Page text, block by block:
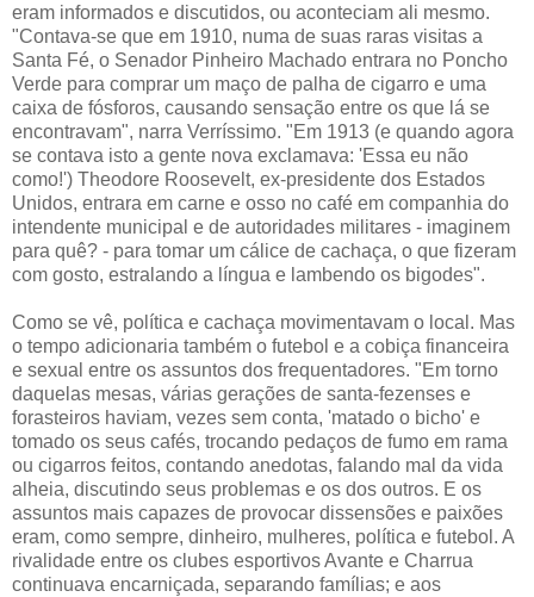
eram informados e discutidos, ou aconteciam ali mesmo.
"Contava-se que em 1910, numa de suas raras visitas a
Santa Fé, o Senador Pinheiro Machado entrara no Poncho
Verde para comprar um maço de palha de cigarro e uma
caixa de fósforos, causando sensação entre os que lá se
encontravam", narra Verríssimo. "Em 1913 (e quando agora
se contava isto a gente nova exclamava: 'Essa eu não
como!') Theodore Roosevelt, ex-presidente dos Estados
Unidos, entrara em carne e osso no café em companhia do
intendente municipal e de autoridades militares - imaginem
para quê? - para tomar um cálice de cachaça, o que fizeram
com gosto, estralando a língua e lambendo os bigodes".
Como se vê, política e cachaça movimentavam o local. Mas
o tempo adicionaria também o futebol e a cobiça financeira
e sexual entre os assuntos dos frequentadores. "Em torno
daquelas mesas, várias gerações de santa-fezenses e
forasteiros haviam, vezes sem conta, 'matado o bicho' e
tomado os seus cafés, trocando pedaços de fumo em rama
ou cigarros feitos, contando anedotas, falando mal da vida
alheia, discutindo seus problemas e os dos outros. E os
assuntos mais capazes de provocar dissensões e paixões
eram, como sempre, dinheiro, mulheres, política e futebol. A
rivalidade entre os clubes esportivos Avante e Charrua
continuava encarniçada, separando famílias; e aos